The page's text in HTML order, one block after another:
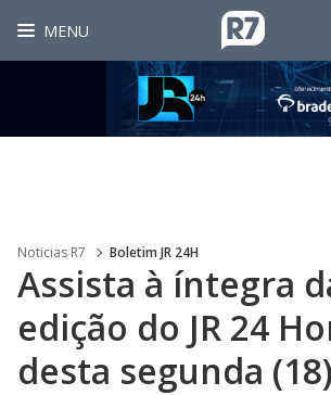
MENU
Noticias R7 Boletim JR 24H
Assista à íntegra
edição do JR 24
desta segunda (18)